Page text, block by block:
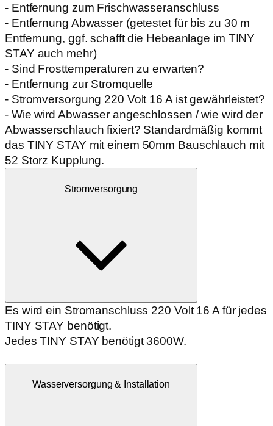
- Entfernung zum Frischwasseranschluss
- Entfernung Abwasser (getestet für bis zu 30 m
Entfernung, ggf. schafft die Hebeanlage im TINY
STAY auch mehr)
- Sind Frosttemperaturen zu erwarten?
- Entfernung zur Stromquelle
- Stromversorgung 220 Volt 16 A ist gewährleistet?
- Wie wird Abwasser angeschlossen / wie wird der
Abwasserschlauch fixiert? Standardmäßig kommt
das TINY STAY mit einem 50mm Bauschlauch mit
52 Storz Kupplung.
Stromversorgung
Es wird ein Stromanschluss 220 Volt 16 A für jedes
TINY STAY benötigt.
Jedes TINY STAY benötigt 3600W.
Wasserversorgung & Installation